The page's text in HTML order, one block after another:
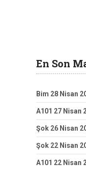
En Son
Bim 28 Nisan
A101 27 Nisan
Şok 26 Nisan
Şok 22 Nisan
A101 22 Nisan